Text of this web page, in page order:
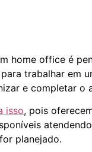
home office é
trabalhar
e completar o
isso, pois
planejado.